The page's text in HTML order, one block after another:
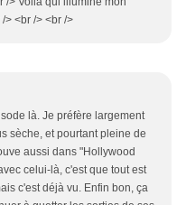
> <br /> <br />
là. Je préfère largement
sèche, et pourtant pleine de
aussi dans "Hollywood
celui-là, c'est que tout est
c'est déjà vu. Enfin bon, ça